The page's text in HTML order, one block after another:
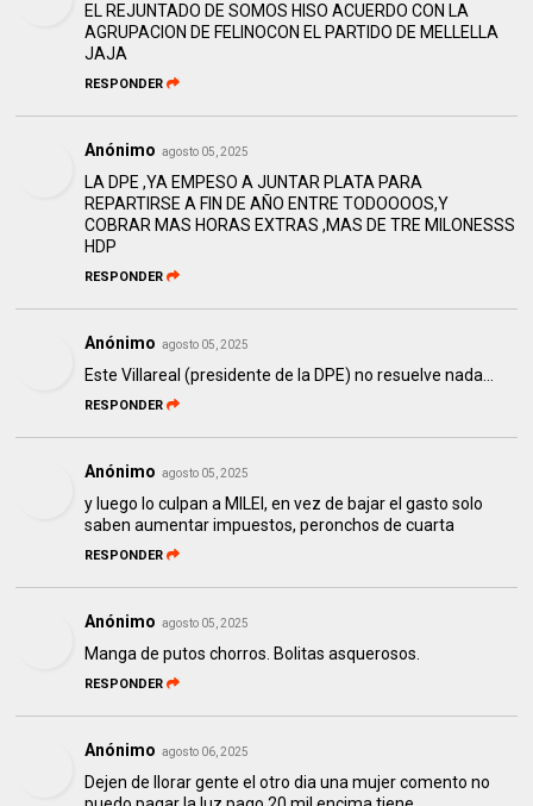
EL REJUNTADO DE SOMOS HISO ACUERDO CON LA
AGRUPACION DE FELINOCON EL PARTIDO DE MELLELLA
JAJA
RESPONDER
Anónimo agosto 05, 2025
LA DPE ,YA EMPESO A JUNTAR PLATA PARA
REPARTIRSE A FIN DE AÑO ENTRE TODOOOOS,Y
COBRAR MAS HORAS EXTRAS ,MAS DE TRE MILONESSS
HDP
RESPONDER
Anónimo agosto 05, 2025
Este Villareal (presidente de la DPE) no resuelve nada...
RESPONDER
Anónimo agosto 05, 2025
y luego lo culpan a MILEI, en vez de bajar el gasto solo
saben aumentar impuestos, peronchos de cuarta
RESPONDER
Anónimo agosto 05, 2025
Manga de putos chorros. Bolitas asquerosos.
RESPONDER
Anónimo agosto 06, 2025
Dejen de llorar gente el otro dia una mujer comento no